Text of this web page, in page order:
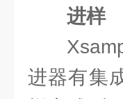
进样
进器有集